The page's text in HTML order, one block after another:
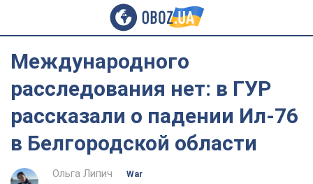
Международного
расследования нет: в ГУР
рассказали о падении Ил-76
в Белгородской области
Ольга Липич
War